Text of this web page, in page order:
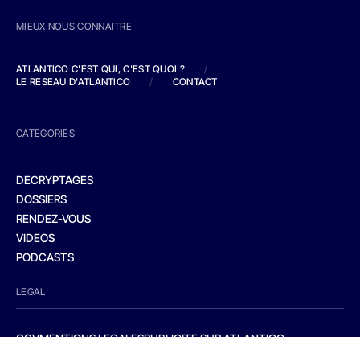
MIEUX NOUS CONNAITRE
ATLANTICO C'EST QUI, C'EST QUOI ?
/
LE RESEAU D'ATLANTICO
/ CONTACT
CATEGORIES
DECRYPTAGES
DOSSIERS
RENDEZ-VOUS
VIDEOS
PODCASTS
LEGAL